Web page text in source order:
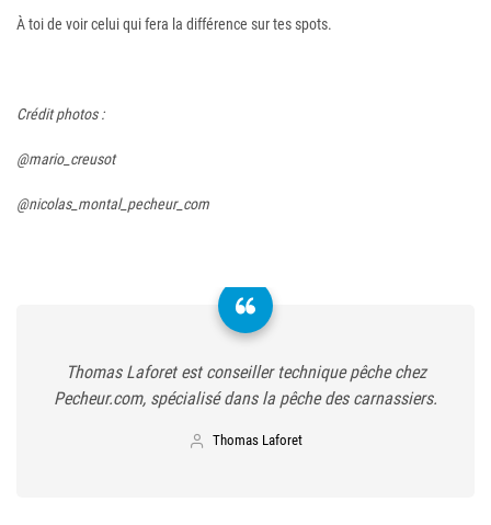
À toi de voir celui qui fera la différence sur tes spots.
Crédit photos :
@mario_creusot
@nicolas_montal_pecheur_com
Thomas Laforet est conseiller technique pêche chez
Pecheur.com, spécialisé dans la pêche des carnassiers.
Thomas Laforet